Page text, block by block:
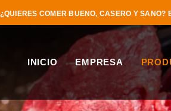
¿QUIERES COMER BUENO, CASERO Y SANO?
INICIO EMPRESA